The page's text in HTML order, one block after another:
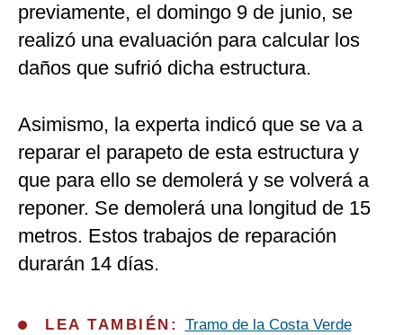
previamente, el domingo 9 de junio, se
realizó una evaluación para calcular los
daños que sufrió dicha estructura.
Asimismo, la experta indicó que se va a
reparar el parapeto de esta estructura y
que para ello se demolerá y se volverá a
reponer. Se demolerá una longitud de 15
metros. Estos trabajos de reparación
durarán 14 días.
LEA TAMBIÉN: Tramo de la Costa Verde